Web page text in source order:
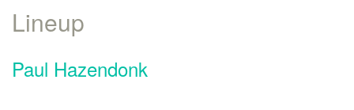
Lineup
Paul Hazendonk